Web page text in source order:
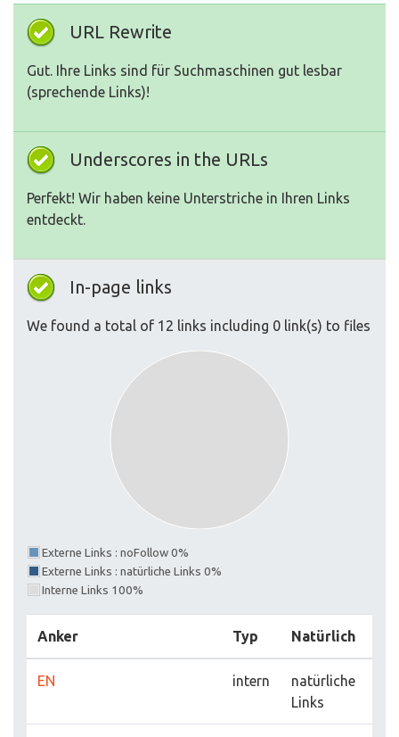
URL Rewrite
Gut. Ihre Links sind für Suchmaschinen gut lesbar
(sprechende Links)!
Underscores in the URLs
Perfekt! Wir haben keine Unterstriche in Ihren Links
entdeckt.
In-page links
We found a total of 12 links including 0 link(s) to files
Externe Links : noFollow 0%
Externe Links : natürliche Links 0%
Interne Links 100%
Anker Typ Natürlich
EN intern
natürliche
Links